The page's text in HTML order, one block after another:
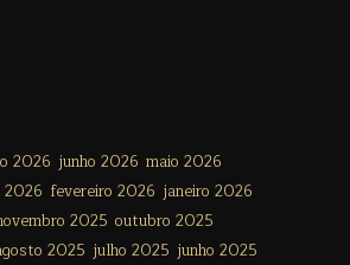
2026 junho 2026 maio 2026
2026 fevereiro 2026 janeiro 2026
2025 outubro 2025
2025 julho 2025 junho 2025